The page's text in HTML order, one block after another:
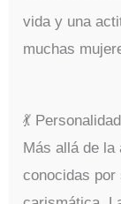
vida y una
muchas
💃
Más allá de la
conocidas por